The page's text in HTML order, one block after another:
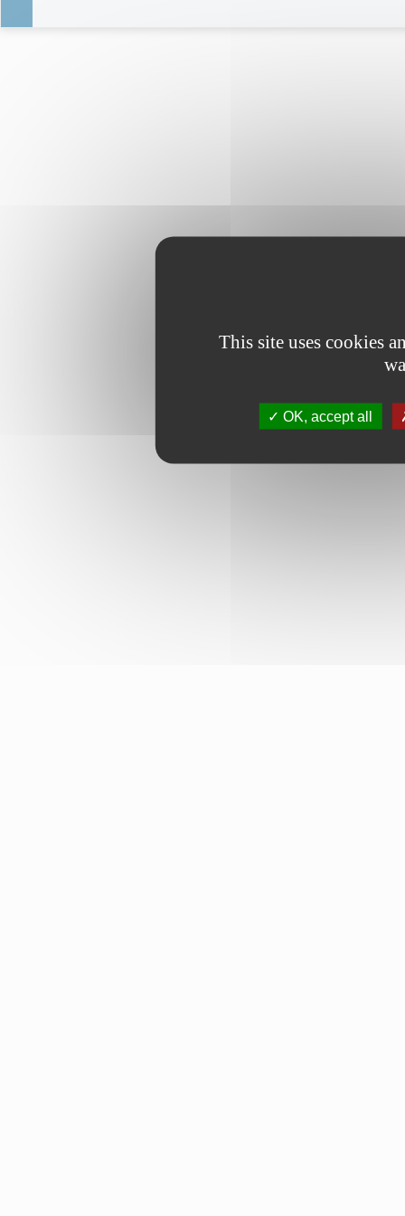
This site uses cookies
OK, accept all